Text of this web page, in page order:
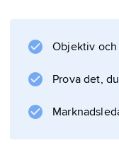
Objektiv
Prova det,